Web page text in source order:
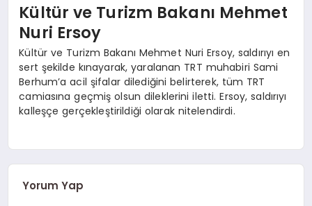
Kültür ve Turizm Bakanı Mehmet
Nuri Ersoy
Kültür ve Turizm Bakanı Mehmet Nuri Ersoy, saldırıyı en
sert şekilde kınayarak, yaralanan TRT muhabiri Sami
Berhum’a acil şifalar dilediğini belirterek, tüm TRT
camiasına geçmiş olsun dileklerini iletti. Ersoy, saldırıyı
kalleşçe gerçekleştirildiği olarak nitelendirdi.
Yorum Yap